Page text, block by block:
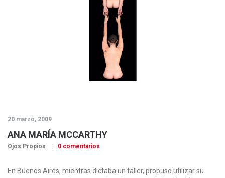
20 marzo, 2009
ANA MARÍA MCCARTHY
Ojos Propios 0 comentarios
En Buenos Aires, mientras dictaba un taller, propuso utilizar su